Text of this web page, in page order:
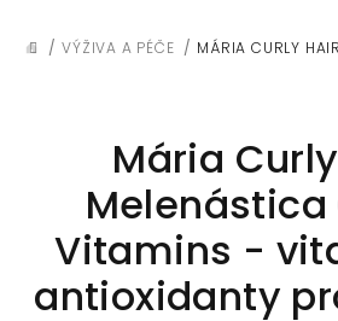
DOMŮ
/ VÝŽIVA A PÉČE / MÁRIA CURLY
Mária
Melenástica
Vitamins -
antioxidanty